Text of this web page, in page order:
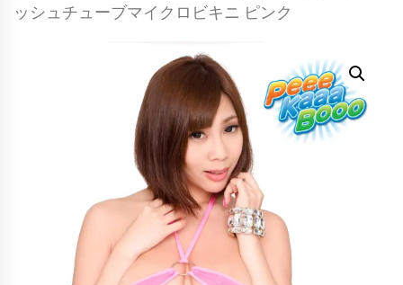
ッシュチューブマイクロビキニ ピンク